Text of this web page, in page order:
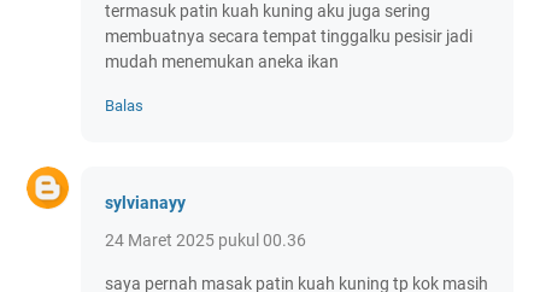
termasuk patin kuah kuning aku juga sering
membuatnya secara tempat tinggalku pesisir jadi
mudah menemukan aneka ikan
Balas
sylvianayy
24 Maret 2025 pukul 00.36
saya pernah masak patin kuah kuning tp kok masih